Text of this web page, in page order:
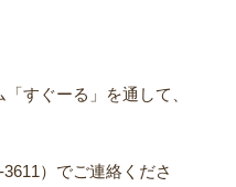
すぐーる」を通して、
）でご連絡くださ